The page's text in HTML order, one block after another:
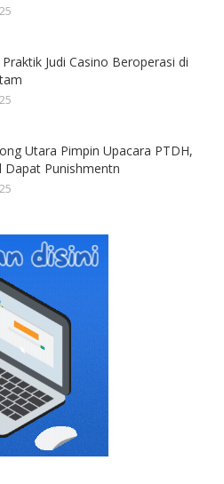
Judi Casino Beroperasi di
Utara Pimpin Upacara PTDH,
Dapat Punishmentn